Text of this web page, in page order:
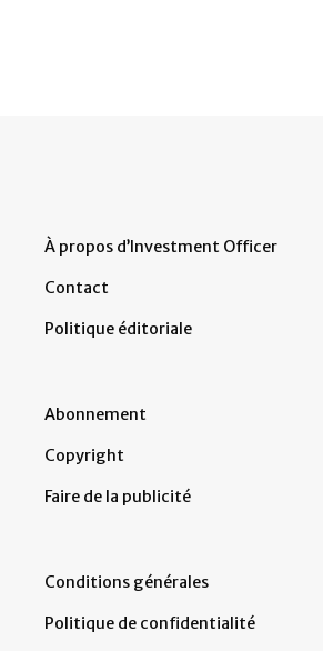
À propos d’Investment Officer
Contact
Politique éditoriale
Abonnement
Copyright
Faire de la publicité
Conditions générales
Politique de confidentialité